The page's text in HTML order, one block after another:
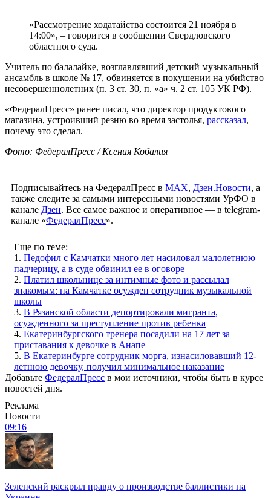
«Рассмотрение ходатайства состоится 21 ноября в
14:00», – говорится в сообщении Свердловского
областного суда.
Учитель по балалайке, возглавлявший детский музыкальный
ансамбль в школе № 17, обвиняется в покушении на убийство
несовершеннолетних (п. 3 ст. 30, п. «а» ч. 2 ст. 105 УК РФ).
«ФедералПресс» ранее писал, что директор продуктового
магазина, устроивший резню во время застолья, рассказал,
почему это сделал.
Фото: ФедералПресс / Ксения Кобалия
Подписывайтесь на ФедералПресс в МАХ, Дзен.Новости, а
также следите за самыми интересными новостями УрФО в
канале Дзен. Все самое важное и оперативное — в telegram-
канале «ФедералПресс».
Еще по теме:
1. Педофил с Камчатки много лет насиловал малолетнюю
падчерицу, а в суде обвинил ее в оговоре
2. Платил школьнице за интимные фото и рассылал
знакомым: на Камчатке осужден сотрудник музыкальной
школы
3. В Рязанской области депортировали мигранта,
осужденного за преступление против ребенка
4. Екатеринбургского тренера посадили на 17 лет за
приставания к девочке в Анапе
5. В Екатеринбурге сотрудник морга, изнасиловавший 12-
летнюю девочку, получил минимальное наказание
Добавьте ФедералПресс в мои источники, чтобы быть в курсе
новостей дня.
Реклама
Новости
09:16
Зеленский раскрыл правду о производстве баллистики на